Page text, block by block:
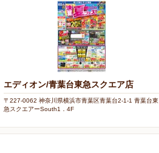
エディオン/青葉台東急スクエア店
〒227-0062 神奈川県横浜市青葉区青葉台2-1-1 青葉台東
急スクエアーSouth1．4F